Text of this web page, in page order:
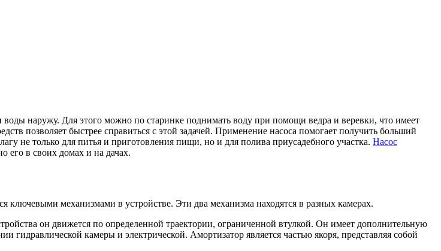
наружу. Для этого можно по старинке поднимать воду при помощи ведра и веревки, что имеет
позволяет быстрее справиться с этой задачей. Применение насоса помогает получить больший
не только для питья и приготовления пищи, но и для полива приусадебного участка. Насос
его в своих домах и на дачах.
механизмами в устройстве. Эти два механизма находятся в разных камерах.
он движется по определенной траектории, ограниченной втулкой. Он имеет дополнительную
камеры и электрической. Амортизатор является частью якоря, представляя собой